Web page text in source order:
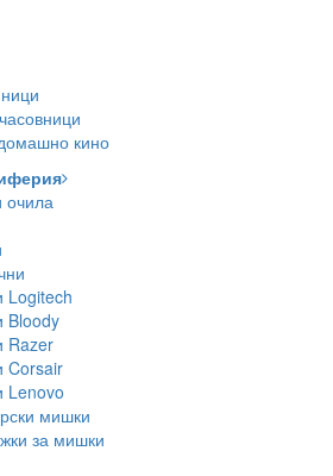
кино
очила
Logitech
Bloody
Razer
Corsair
Lenovo
мишки
за мишки